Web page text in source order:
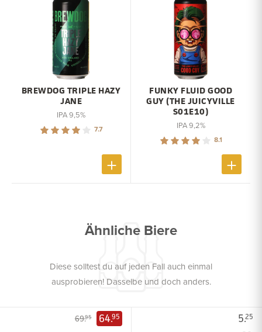
BREWDOG TRIPLE HAZY
JANE
IPA 9,5%
7.7
FUNKY FLUID GOOD
GUY (THE JUICYVILLE
S01E10)
IPA 9,2%
8.1
Ähnliche Biere
Diese solltest du auf jeden Fall auch einmal
ausprobieren! Dasselbe und doch anders.
69.95 64.95 5.25